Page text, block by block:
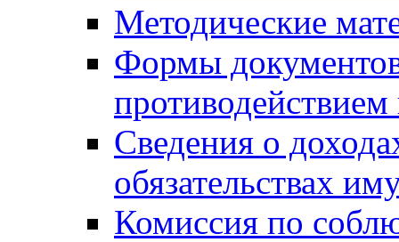
Методические
Формы
Сведения о
обязательствах
Комиссия по